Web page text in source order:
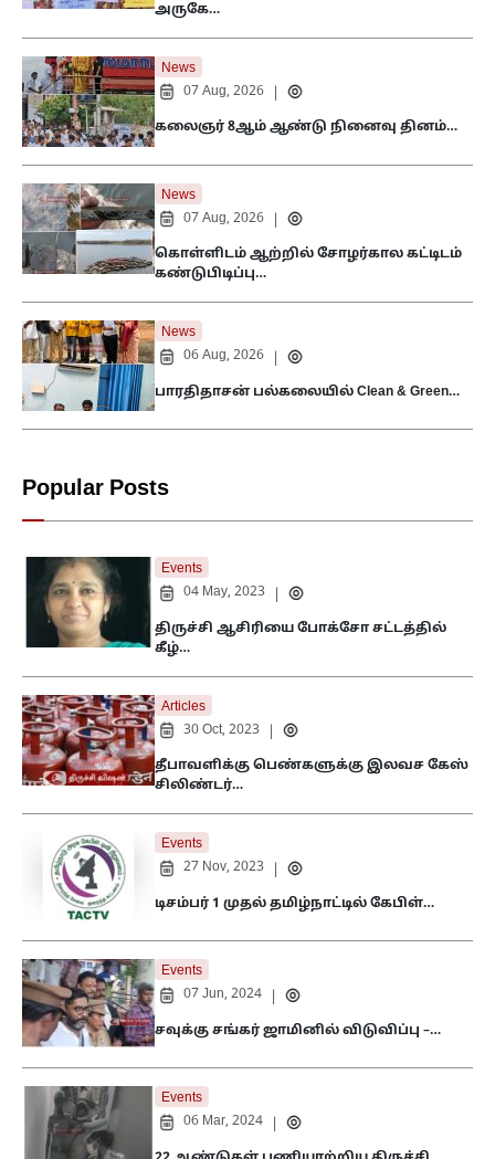
அருகே…
News
07 Aug, 2026
கலைஞர் 8ஆம் ஆண்டு நினைவு தினம்…
News
07 Aug, 2026
கொள்ளிடம் ஆற்றில் சோழர்கால கட்டிடம்
கண்டுபிடிப்பு…
News
06 Aug, 2026
பாரதிதாசன் பல்கலையில் Clean & Green…
Popular Posts
Events
04 May, 2023
திருச்சி ஆசிரியை போக்சோ சட்டத்தில்
கீழ்…
Articles
30 Oct, 2023
தீபாவளிக்கு பெண்களுக்கு இலவச கேஸ்
சிலிண்டர்…
Events
27 Nov, 2023
டிசம்பர் 1 முதல் தமிழ்நாட்டில் கேபிள்…
Events
07 Jun, 2024
சவுக்கு சங்கர் ஜாமினில் விடுவிப்பு –…
Events
06 Mar, 2024